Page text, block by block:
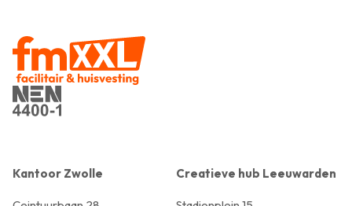
Kantoor Zwolle Creatieve hub Leeuwarden